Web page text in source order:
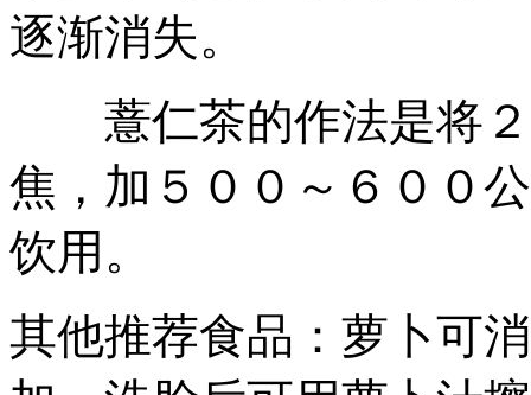
逐渐消失。
薏仁茶的作法是将２
焦，加５００～６００
饮用。
其他推荐食品： 萝卜可